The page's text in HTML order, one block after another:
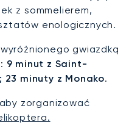
z sommelierem,
enologicznych.
gwiazdką
9 minut z Saint-
23 minuty z Monako.
zorganizować